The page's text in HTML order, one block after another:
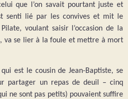
que l’on savait pourtant juste et
senti lié par les convives et mit le
voulant saisir l’occasion de la
va se lier à la foule et mettre à mort
est le cousin de Jean-Baptiste, se
partager un repas de deuil – cinq
ne sont pas petits) pouvaient suffire